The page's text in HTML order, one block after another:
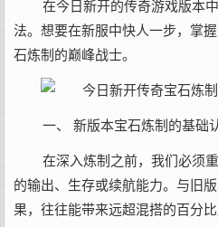
在今日新开的传奇游戏版本
法。想要在新服中快人一步，掌
石炼制的巅峰战士。
一、 新版本宝石炼制的基础
在深入炼制之前，我们必须
的输出、生存或续航能力。与旧
果，往往能带来远超混搭的百分